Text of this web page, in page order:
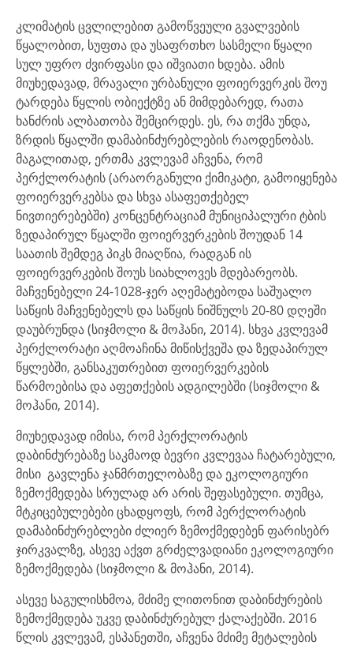
კლიმატის ცვლილებით გამოწვეული გვალვების
წყალობით, სუფთა და უსაფრთხო სასმელი წყალი
სულ უფრო ძვირფასი და იშვიათი ხდება. ამის
მიუხედავად, მრავალი ურბანული ფოიერვერკის შოუ
ტარდება წყლის ობიექტზე ან მიმდებარედ, რათა
ხანძრის ალბათობა შემცირდეს. ეს, რა თქმა უნდა,
ზრდის წყალში დამაბინძურებლების რაოდენობას.
მაგალითად, ერთმა კვლევამ აჩვენა, რომ
პერქლორატის (არაორგანული ქიმიკატი, გამოიყენება
ფოიერვერკებსა და სხვა ასაფეთქებელ
ნივთიერებებში) კონცენტრაციამ მუნიციპალური ტბის
ზედაპირულ წყალში ფოიერვერკების შოუდან 14
საათის შემდეგ პიკს მიაღწია, რადგან ის
ფოიერვერკების შოუს სიახლოვეს მდებარეობს.
მაჩვენებელი 24-1028-ჯერ აღემატებოდა საშუალო
საწყის მაჩვენებელს და საწყის ნიშნულს 20-80 დღეში
დაუბრუნდა (სიჯმოლი & მოჰანი, 2014). სხვა კვლევამ
პერქლორატი აღმოაჩინა მიწისქვეშა და ზედაპირულ
წყლებში, განსაკუთრებით ფოიერვერკების
წარმოებისა და აფეთქების ადგილებში (სიჯმოლი &
მოჰანი, 2014).
მიუხედავად იმისა, რომ პერქლორატის
დაბინძურებაზე საკმაოდ ბევრი კვლევაა ჩატარებული,
მისი გავლენა ჯანმრთელობაზე და ეკოლოგიური
ზემოქმედება სრულად არ არის შეფასებული. თუმცა,
მტკიცებულებები ცხადყოფს, რომ პერქლორატის
დამაბინძურებლები ძლიერ ზემოქმედებენ ფარისებრ
ჯირკვალზე, ასევე აქვთ გრძელვადიანი ეკოლოგიური
ზემოქმედება (სიჯმოლი & მოჰანი, 2014).
ასევე საგულისხმოა, მძიმე ლითონით დაბინძურების
ზემოქმედება უკვე დაბინძურებულ ქალაქებში. 2016
წლის კვლევამ, ესპანეთში, აჩვენა მძიმე მეტალების